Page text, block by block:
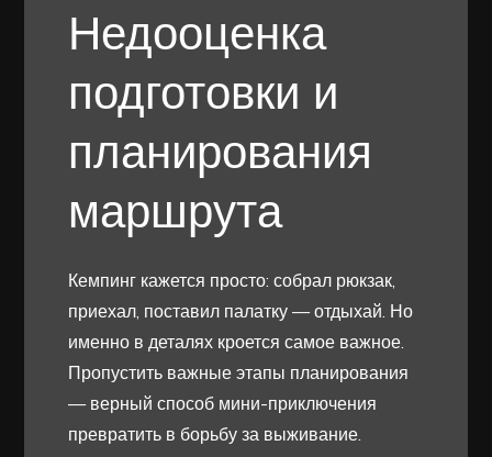
Недооценка
подготовки и
планирования
маршрута
Кемпинг кажется просто: собрал рюкзак,
приехал, поставил палатку — отдыхай. Но
именно в деталях кроется самое важное.
Пропустить важные этапы планирования
— верный способ мини-приключения
превратить в борьбу за выживание.